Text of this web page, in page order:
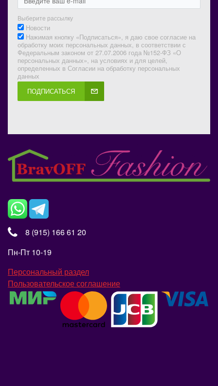
Выберите рассылку
Новости
Нажимая кнопку «Подписаться», я даю свое согласие на
обработку моих персональных данных, в соответствии с
Федеральным законом от 27.07.2006 года №152-ФЗ «О
персональных данных», на условиях и для целей,
определенных в Согласии на обработку персональных
данных
ПОДПИСАТЬСЯ
8 (915) 166 61 20
Пн-Пт 10-19
Персональный раздел
Пользовательское соглашение